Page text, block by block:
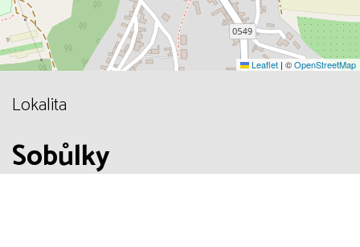
Leaflet | ©OpenStreetMap
Lokalita
Sobůlky